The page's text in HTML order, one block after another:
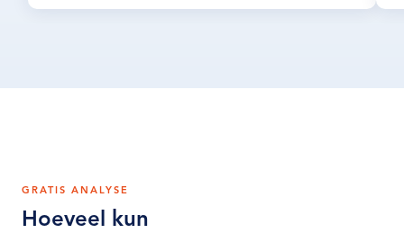
GRATIS ANALYSE
Hoeveel kun